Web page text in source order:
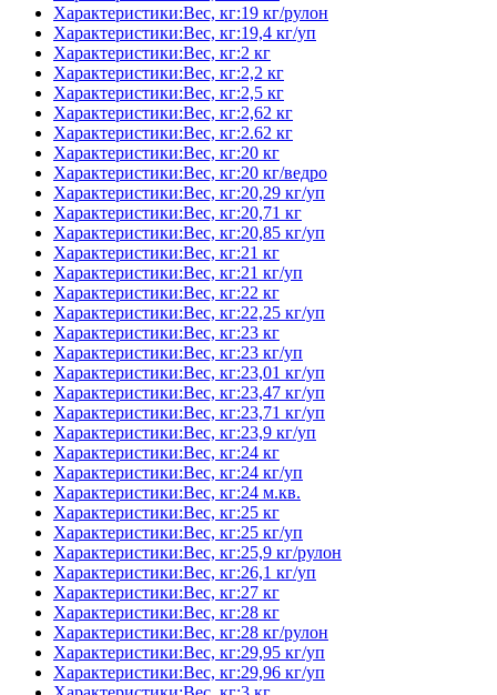
Характеристики:Вес, кг:19 кг/рулон
Характеристики:Вес, кг:19,4 кг/уп
Характеристики:Вес, кг:2 кг
Характеристики:Вес, кг:2,2 кг
Характеристики:Вес, кг:2,5 кг
Характеристики:Вес, кг:2,62 кг
Характеристики:Вес, кг:2.62 кг
Характеристики:Вес, кг:20 кг
Характеристики:Вес, кг:20 кг/ведро
Характеристики:Вес, кг:20,29 кг/уп
Характеристики:Вес, кг:20,71 кг
Характеристики:Вес, кг:20,85 кг/уп
Характеристики:Вес, кг:21 кг
Характеристики:Вес, кг:21 кг/уп
Характеристики:Вес, кг:22 кг
Характеристики:Вес, кг:22,25 кг/уп
Характеристики:Вес, кг:23 кг
Характеристики:Вес, кг:23 кг/уп
Характеристики:Вес, кг:23,01 кг/уп
Характеристики:Вес, кг:23,47 кг/уп
Характеристики:Вес, кг:23,71 кг/уп
Характеристики:Вес, кг:23,9 кг/уп
Характеристики:Вес, кг:24 кг
Характеристики:Вес, кг:24 кг/уп
Характеристики:Вес, кг:24 м.кв.
Характеристики:Вес, кг:25 кг
Характеристики:Вес, кг:25 кг/уп
Характеристики:Вес, кг:25,9 кг/рулон
Характеристики:Вес, кг:26,1 кг/уп
Характеристики:Вес, кг:27 кг
Характеристики:Вес, кг:28 кг
Характеристики:Вес, кг:28 кг/рулон
Характеристики:Вес, кг:29,95 кг/уп
Характеристики:Вес, кг:29,96 кг/уп